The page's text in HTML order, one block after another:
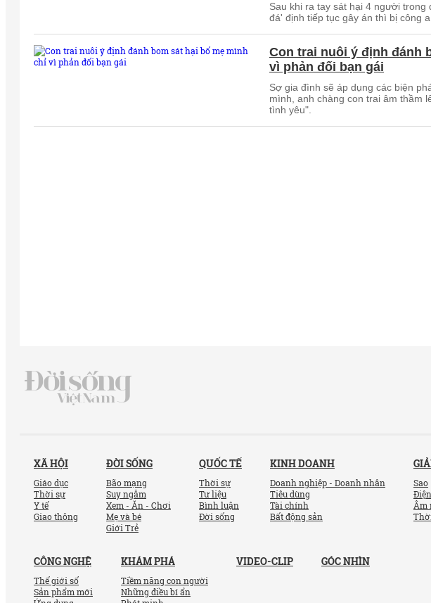
Sau khi ra tay sát hại 4 người
đá' định tiếp tục gây án thì bị công
Con trai nuôi ý định đánh
vì phản đối bạn gái
Sợ gia đình sẽ áp dụng các biện
mình, anh chàng con trai âm thầm
tình yêu".
XÃ HỘI
Giáo dục
Thời sự
Y tế
Giao thông
ĐỜI SỐNG
Bão mạng
Suy ngẫm
Xem - Ăn - Chơi
Mẹ và bé
Giới Trẻ
QUỐC TẾ
Thời sự
Tư liệu
Bình luận
Đời sống
KINH DOANH
Doanh nghiệp - Doanh nhân
Tiêu dùng
Tài chính
Bất động sản
Sao
Âm
CÔNG NGHỆ
Thế giới số
Sản phẩm mới
KHÁM PHÁ
Tiềm năng con người
Những điều bí ẩn
VIDEO-CLIP GÓC NHÌN